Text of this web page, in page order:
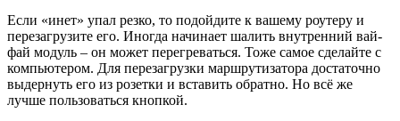
Если «инет» упал резко, то подойдите к вашему роутеру и
перезагрузите его. Иногда начинает шалить внутренний вай-
фай модуль – он может перегреваться. Тоже самое сделайте с
компьютером. Для перезагрузки маршрутизатора достаточно
выдернуть его из розетки и вставить обратно. Но всё же
лучше пользоваться кнопкой.